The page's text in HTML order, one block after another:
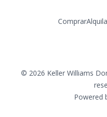
Comprar
© 2026 Keller Williams
Powered